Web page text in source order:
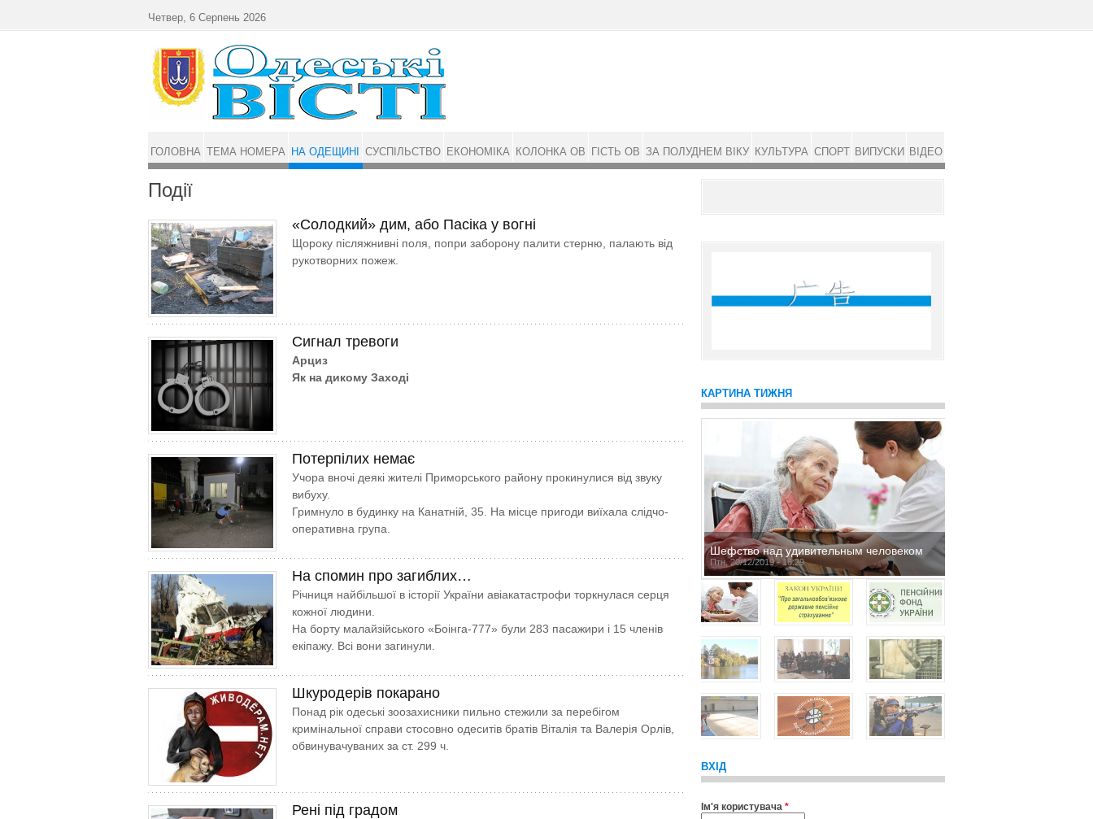
Події
«Солодкий» дим, або Пасіка у вогні
Щороку післяжнивні поля, попри заборону палити стерню, палають від
рукотворних пожеж.
Сигнал тревоги
Арциз
Як на дикому Заході
Потерпілих немає
Учора вночі деякі жителі Приморського району прокинулися від звуку
вибуху.
Гримнуло в будинку на Канатній, 35. На місце пригоди виїхала слідчо-
оперативна група.
На спомин про загиблих…
Річниця найбільшої в історії України авіа­катастрофи торкнулася серця
кожної людини.
На борту малайзійського «Боінга-777» були 283 пасажири і 15 членів
екіпажу. Всі вони загинули.
Шкуродерів покарано
Понад рік одеські зоозахисники пильно стежили за перебігом
кримінальної справи стосовно одеситів братів Віталія та Валерія Орлів,
обвинувачуваних за ст. 299 ч.
Рені під градом
КАРТИНА ТИЖНЯ
Шефство над удивительным человеком
Птн, 20/12/2019 - 16:29
ВХІД
Ім'я користувача *
Четвер, 6 Серпень 2026
ГОЛОВНА ТЕМА НОМЕРА НА ОДЕЩИНІ СУСПІЛЬСТВО ЕКОНОМІКА КОЛОНКА ОВ ГІСТЬ ОВ ЗА ПОЛУДНЕМ ВІКУ КУЛЬТУРА СПОРТ ВИПУСКИ ВІДЕО